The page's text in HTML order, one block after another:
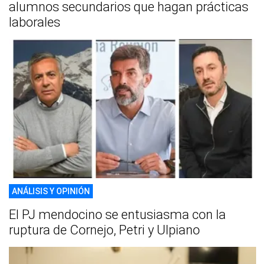
alumnos secundarios que hagan prácticas
laborales
ANÁLISIS Y OPINIÓN
El PJ mendocino se entusiasma con la
ruptura de Cornejo, Petri y Ulpiano